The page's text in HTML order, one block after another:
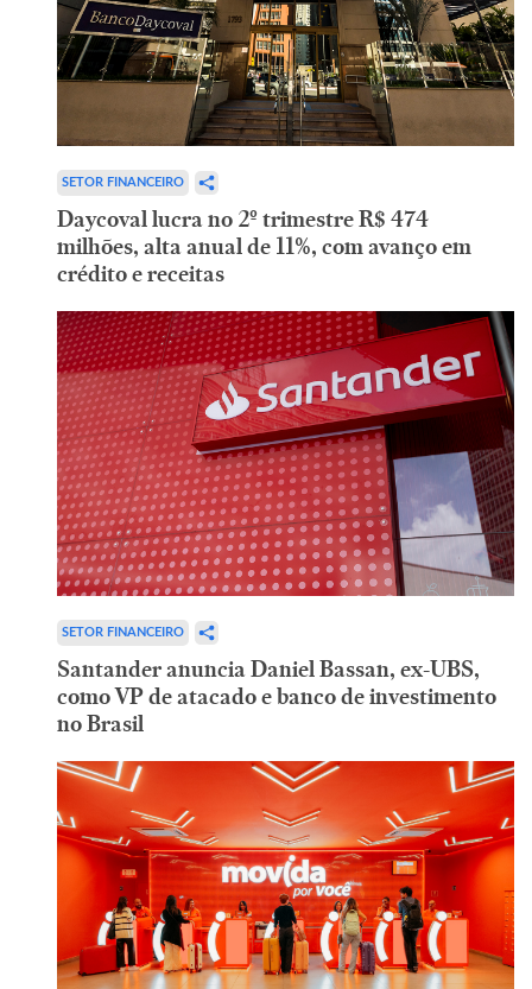
SETOR FINANCEIRO
Daycoval lucra no 2º trimestre R$ 474
milhões, alta anual de 11%, com avanço em
crédito e receitas
SETOR FINANCEIRO
Santander anuncia Daniel Bassan, ex-UBS,
como VP de atacado e banco de investimento
no Brasil